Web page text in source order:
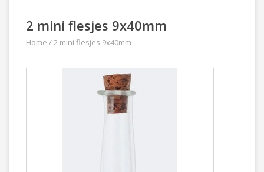
2 mini flesjes 9x40mm
Home /2 mini flesjes 9x40mm